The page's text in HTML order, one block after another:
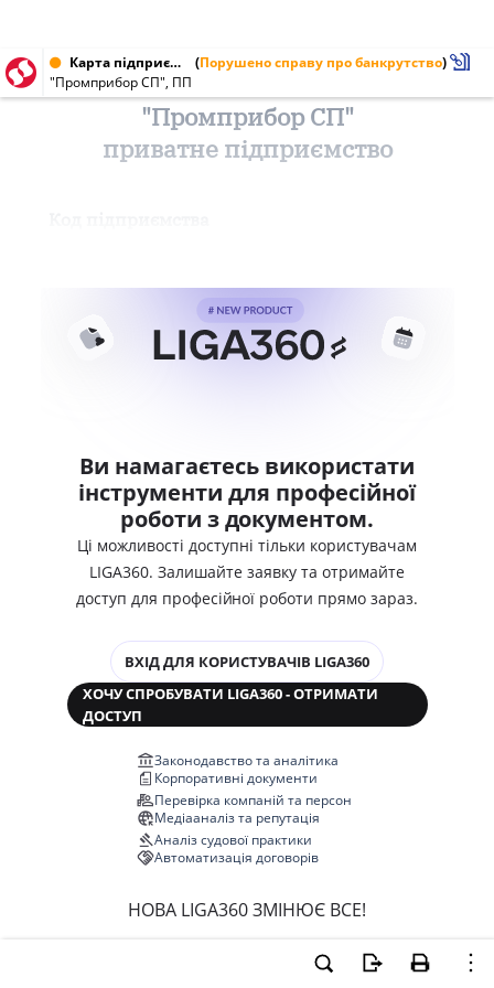
Карта підприємства від 31.08.1996 (Порушено справу про банкрутство)
"Промприбор СП", ПП
"Промприбор СП"
приватне підприємство
Ви намагаєтесь використати
інструменти для професійної
роботи з документом.
Ці можливості доступні тільки користувачам
LIGA360. Залишайте заявку та отримайте
доступ для професійної роботи прямо зараз.
ВХІД ДЛЯ КОРИСТУВАЧІВ LIGA360
ХОЧУ СПРОБУВАТИ LIGA360 - ОТРИМАТИ
ДОСТУП
Законодавство та аналітика
Корпоративні документи
Перевірка компаній та персон
Медіааналіз та репутація
Аналіз судової практики
Автоматизація договорів
НОВА LIGA360 ЗМІНЮЄ ВСЕ!